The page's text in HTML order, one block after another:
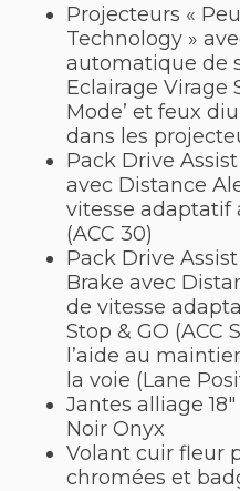
Projecteurs «
Technology »
automatique de
Eclairage Virage
Mode’ et feux
dans les
Pack Drive
avec Distance
vitesse adaptatif
(ACC 30)
Pack Drive
Brake avec
de vitesse
Stop & GO (ACC
l’aide au
la voie (Lane
Jantes alliage
Noir Onyx
Volant cuir fleur
chromées et